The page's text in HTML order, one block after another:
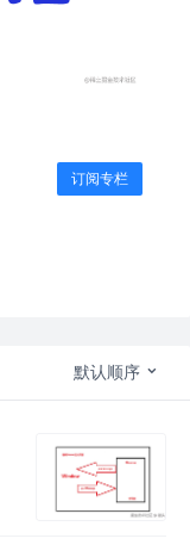
订阅专栏
默认顺序